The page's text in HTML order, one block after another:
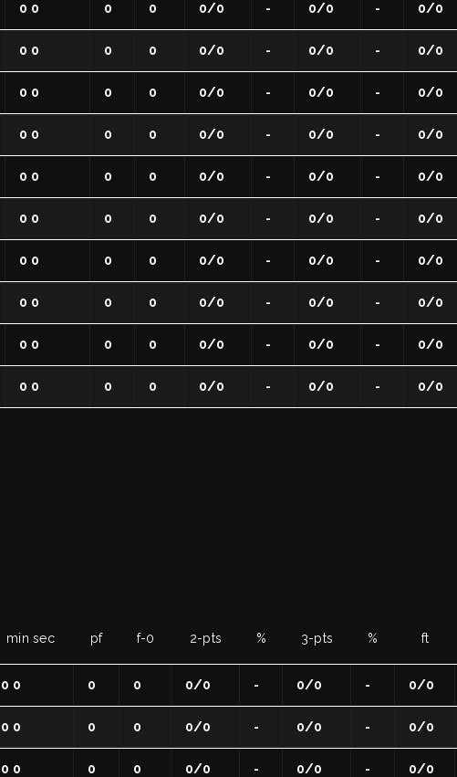
FIP
Sportivi
con noi
Organizzativo
DELLO SPORT
- Race for the Cure
0 0 0 0 0/0 - 0/0 - 0/0
0 0 0 0 0/0 - 0/0 - 0/0
0 0 0 0 0/0 - 0/0 - 0/0
0 0 0 0 0/0 - 0/0 - 0/0
0 0 0 0 0/0 - 0/0 - 0/0
0 0 0 0 0/0 - 0/0 - 0/0
0 0 0 0 0/0 - 0/0 - 0/0
0 0 0 0 0/0 - 0/0 - 0/0
0 0 0 0 0/0 - 0/0 - 0/0
0 0 0 0 0/0 - 0/0 - 0/0
min sec pf f-0 2-pts % 3-pts % ft
0 0 0 0 0/0 - 0/0 - 0/0
0 0 0 0 0/0 - 0/0 - 0/0
0 0 0 0 0/0 - 0/0 - 0/0